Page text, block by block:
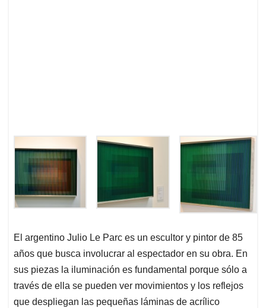
El argentino Julio Le Parc es un escultor y pintor de 85
años que busca involucrar al espectador en su obra. En
sus piezas la iluminación es fundamental porque sólo a
través de ella se pueden ver movimientos y los reflejos
que despliegan las pequeñas láminas de acrílico